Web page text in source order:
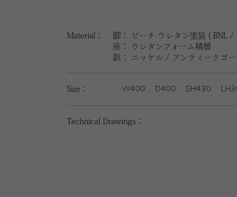
Material：
脚： ビーチ ウレタン塗装 ( BNL /
座： ウレタンフォーム積層
鋲： ニッケル / アンティークゴー
Size： W400 D400 SH430
Technical Drawings：